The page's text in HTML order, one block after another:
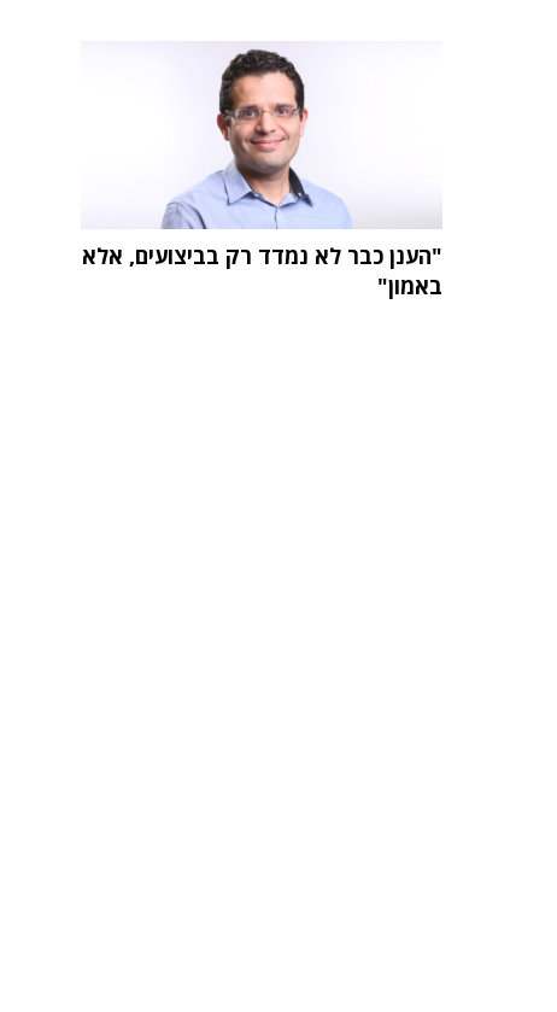
"הענן כבר לא נמדד רק בביצועים, אלא
באמון"